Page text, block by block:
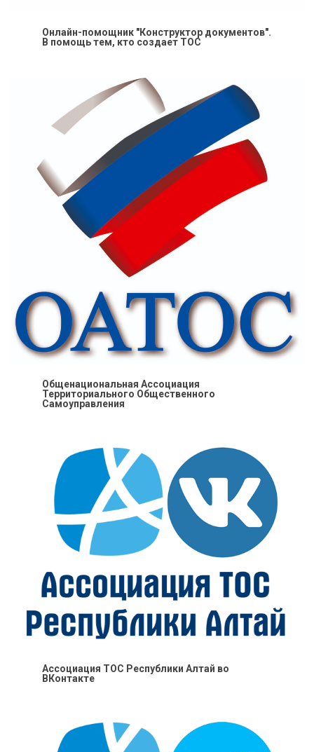
Онлайн-помощник "Конструктор документов".
В помощь тем, кто создает ТОС
Общенациональная Ассоциация
Территориального Общественного
Самоуправления
Ассоциация ТОС Республики Алтай во
ВКонтакте